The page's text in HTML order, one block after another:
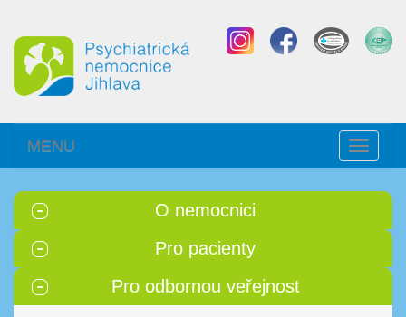
Toggle
MENU
O nemocnici
Pro pacienty
Pro odbornou veřejnost